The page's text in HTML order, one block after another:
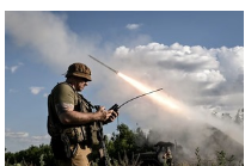
გადახედვა